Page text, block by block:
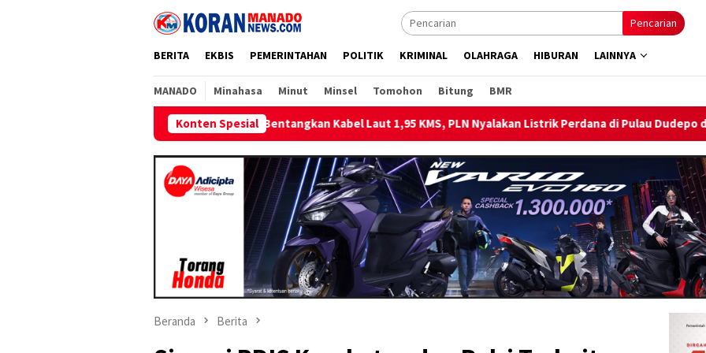
Pencarian
BERITA EKBIS PEMERINTAHAN POLITIK KRIMINAL OLAHRAGA HIBURAN LAINNYA
MANADO Minahasa Minut Minsel Tomohon Bitung BMR
Konten Spesial
Bentangkan Kabel Laut 1,95 KMS, PLN Nyalakan Listrik Perdana di Pulau Dudepo dan Tuntaskan 100 Persen
Beranda Berita